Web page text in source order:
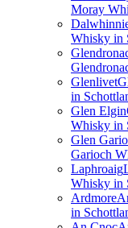
Moray
Whisky in
Glenlivet
in
Glen Elgin
Whisky in
Glen
Garioch
Laphroaig
Whisky in
Ardmore
in